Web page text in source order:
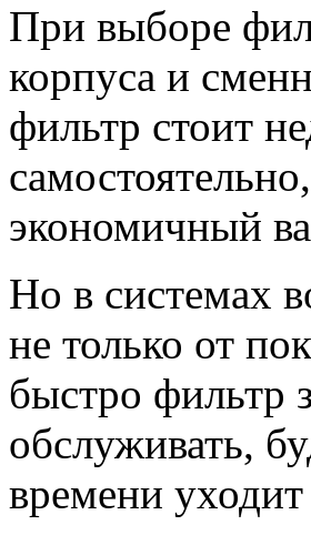
При выборе
корпуса и
фильтр стоит
экономичный
Но в системах
не только от
быстро фильтр
обслуживать,
времени